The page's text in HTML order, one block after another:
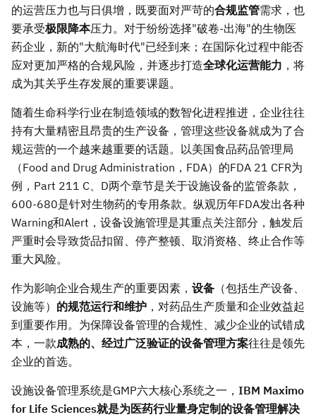
的运营压力也与日俱增，既要面对严苛的合规监管需求，也
要承受极限降本压力。对于纷纷选择"破卷-出海"的生物医
药企业，新的"大航海时代"已经到来；在国际化过程中能否
应对更加严格的合规风险，并逐步打造全球化运营能力 ，将
成为其关乎生存发展的重要课题。
随着生命科学行业在制造领域的数智化进程推进，企业往往
持有大量精密且昂贵的生产设备，管理这些设备就成为了合
规运营的一个越来越重要的话题。以美国食品药品管理局
（Food and Drug Administration，FDA）的FDA 21 CFR为
例，Part 211 C、D两个章节是关于设施设备的监管条款，
600-680是针对生物药的专用条款。纵观历年FDA发出各种
Warning和Alert，设备设施管理是其重点关注部分，触发后
严重时会导致货品扣留、停产整顿、取消资格、终止合作等
重大风险。
作为影响企业合规生产的重要因素， 设备 （包括生产设备、
设施等） 的规范运行和维护 ，对药品生产质量和企业效益起
到重要作用。为保障设备管理的合规性、减少企业的试错成
本，一款成熟的、经过广泛验证的设备管理方案往往是领先
企业的首选。
设施设备管理系统是GMP六大核心系统之一， IBM Maximo
for Life Sciences就是为医药行业量身定制的设备管理解决